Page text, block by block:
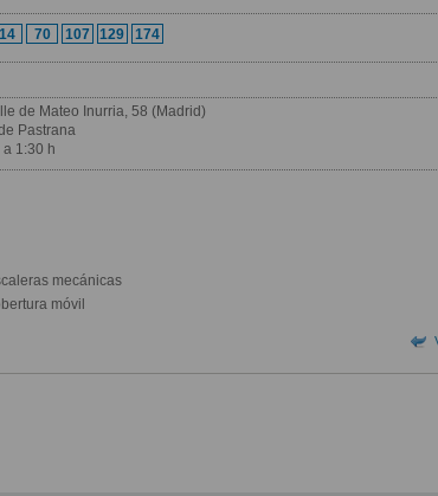
14 70 107 129 174
de Mateo Inurria, 58 (Madrid)
Pastrana
1:30 h
mecánicas
móvil